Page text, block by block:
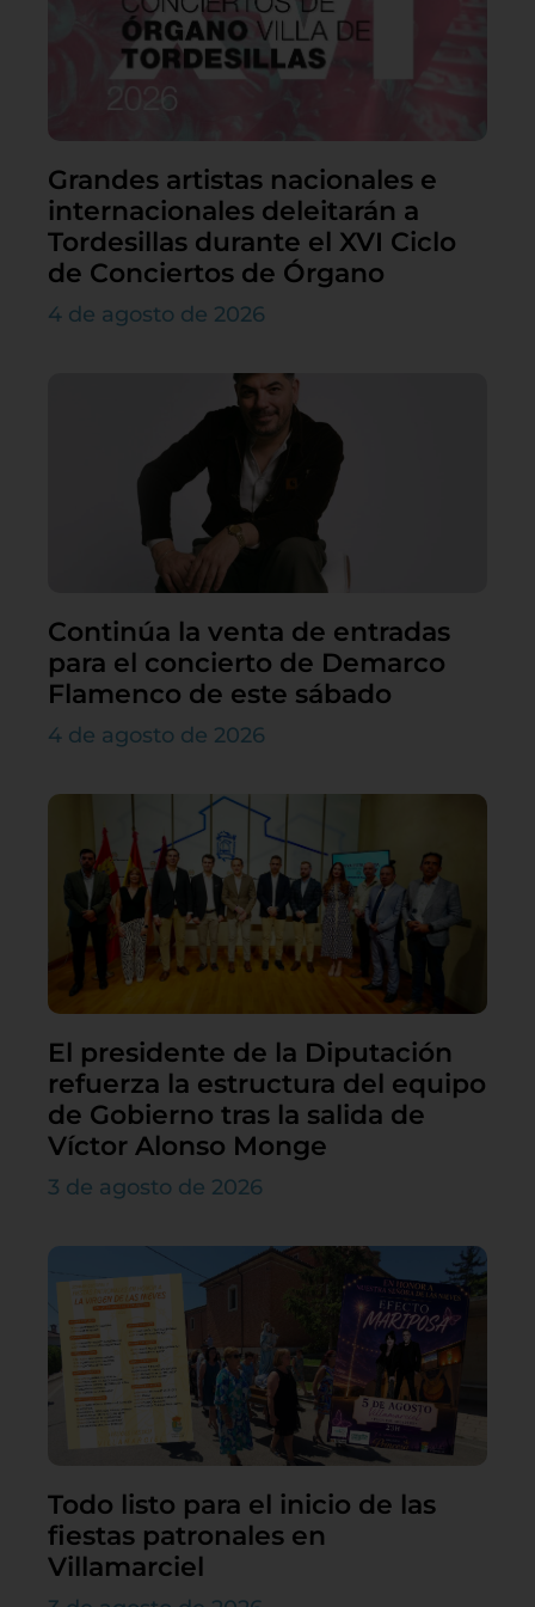
Grandes artistas nacionales e
internacionales deleitarán a
Tordesillas durante el XVI Ciclo
de Conciertos de Órgano
4 de agosto de 2026
Continúa la venta de entradas
para el concierto de Demarco
Flamenco de este sábado
4 de agosto de 2026
El presidente de la Diputación
refuerza la estructura del equipo
de Gobierno tras la salida de
Víctor Alonso Monge
3 de agosto de 2026
Todo listo para el inicio de las
fiestas patronales en
Villamarciel